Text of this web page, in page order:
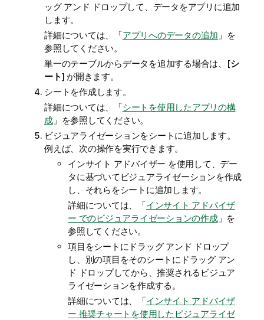
ッグ アンド ドロップして、データをアプリに追加
します。
詳細については、「アプリへのデータの追加 」を
参照してください。
単一のテーブルからデータを追加する場合は、[シ
ート] が開きます。
シートを作成します。
詳細については、「シートを使用したアプリの構
成」を参照してください。
ビジュアライゼーションをシートに追加します。
例えば、次の操作を実行できます。
インサイト アドバイザー を使用して、デー
タに基づいてビジュアライゼーションを作成
し、それらをシートに追加します。
詳細については、「インサイト アドバイザ
ー でのビジュアライゼーションの作成」を
参照してください。
項目をシートにドラッグ アンド ドロップ
し、別の項目をそのシートにドラッグ アン
ド ドロップしてから、推奨されるビジュア
ライゼーションを作成する。
詳細については、「インサイト アドバイザ
ー 推奨チャートを使用したビジュアライゼ